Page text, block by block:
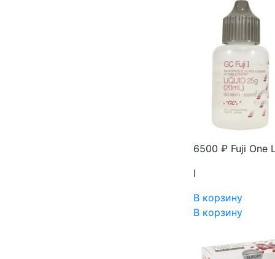
6500 ₽ Fuji One
I
В корзину
В корзину